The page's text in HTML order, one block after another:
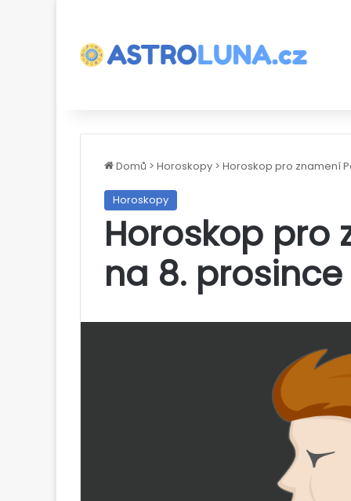
Domů > Horoskopy > Horoskop pro znamení
Horoskopy
Horoskop pro
na 8.